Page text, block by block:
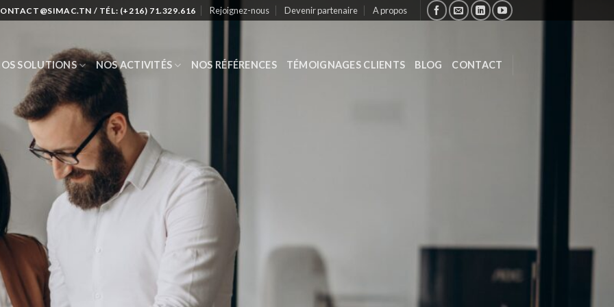
/ TÉL: (+216) 71.329.616 Rejoignez-nous Devenir partenaire A propos
SOLUTIONS NOS ACTIVITÉS NOS RÉFÉRENCES TÉMOIGNAGES CLIENTS BLOG CONTACT